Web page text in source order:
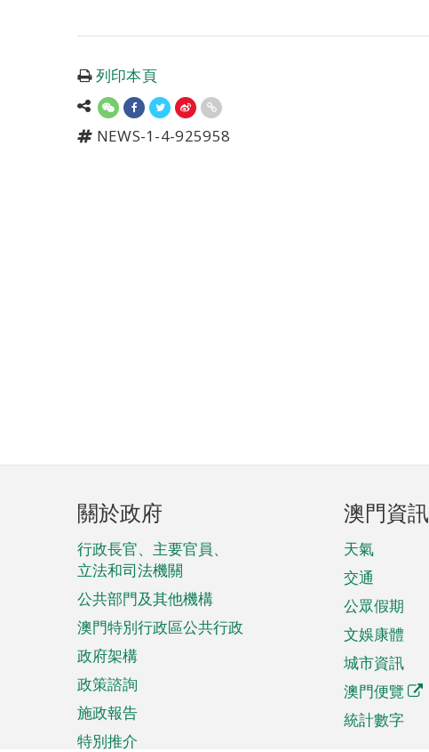
列印本頁
NEWS-1-4-925958
頁
腳
菜
單
關於政府
行政長官、主要官員、
立法和司法機關
公共部門及其他機構
澳門特別行政區公共行政
政府架構
政策諮詢
施政報告
特別推介
澳門資訊
天氣
交通
公眾假期
文娛康體
城市資訊
澳門便覽
統計數字